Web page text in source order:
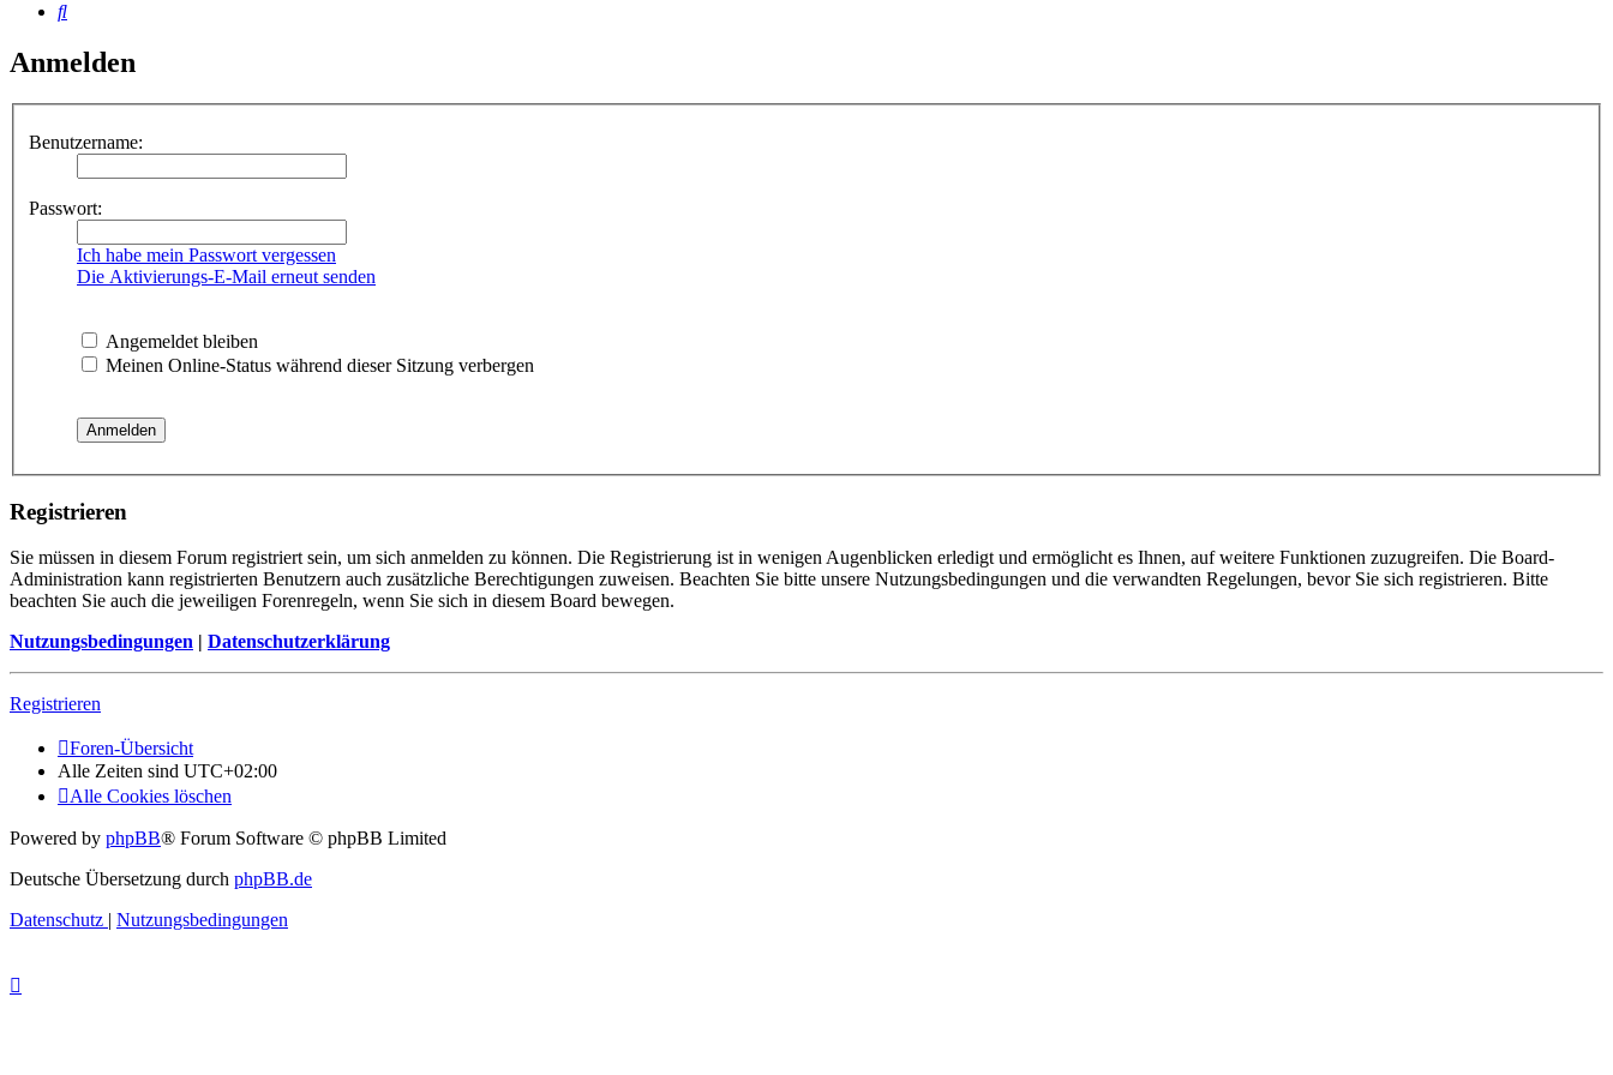
Suche
Anmelden
Benutzername:
Passwort:
Ich habe mein Passwort vergessen
Die Aktivierungs-E-Mail erneut senden
Angemeldet bleiben
Meinen Online-Status während dieser Sitzung verbergen
Registrieren
Sie müssen in diesem Forum registriert sein, um sich anmelden zu können. Die Registrierung ist in wenigen Augenblicken erledigt und ermöglicht es Ihnen, auf weitere Funktionen zuzugreifen. Die Board-
Administration kann registrierten Benutzern auch zusätzliche Berechtigungen zuweisen. Beachten Sie bitte unsere Nutzungsbedingungen und die verwandten Regelungen, bevor Sie sich registrieren. Bitte
beachten Sie auch die jeweiligen Forenregeln, wenn Sie sich in diesem Board bewegen.
Nutzungsbedingungen | Datenschutzerklärung
Registrieren
Foren-Übersicht
Alle Zeiten sind UTC+02:00
Alle Cookies löschen
Powered by phpBB® Forum Software © phpBB Limited
Deutsche Übersetzung durch phpBB.de
Datenschutz | Nutzungsbedingungen